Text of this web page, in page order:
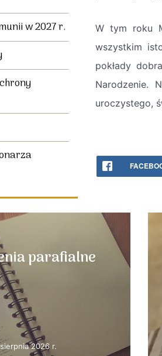
w 2027 r.
W tym roku
wszystkim
pokłady
Narodzenie.
uroczystego,
parafialne
2026 r.